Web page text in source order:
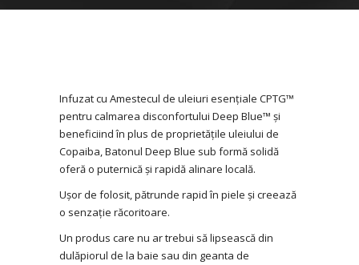
Infuzat cu Amestecul de uleiuri esențiale CPTG™
pentru calmarea disconfortului Deep Blue™ și
beneficiind în plus de proprietățile uleiului de
Copaiba, Batonul Deep Blue sub formă solidă
oferă o puternică și rapidă alinare locală.
Ușor de folosit, pătrunde rapid în piele și creează
o senzație răcoritoare.
Un produs care nu ar trebui să lipsească din
dulăpiorul de la baie sau din geanta de